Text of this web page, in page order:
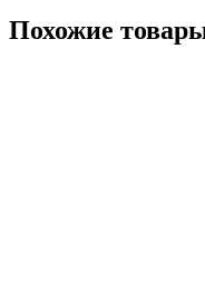
Похожие